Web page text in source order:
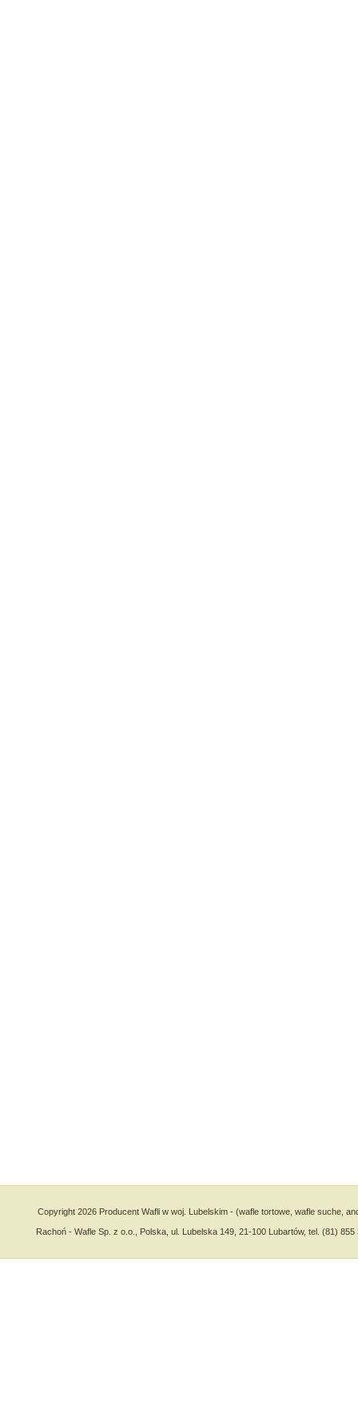
Copyright 2026 Producent Wafli w woj. Lubelskim - (wafle tortowe, wafle suche,
Rachoń - Wafle Sp. z o.o., Polska, ul. Lubelska 149, 21-100 Lubartów, tel. (81) 855